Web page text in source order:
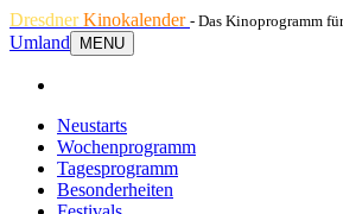
DresdnerKinokalender - Das Kinoprogramm
Umland
MENU
Neustarts
Wochenprogramm
Tagesprogramm
Besonderheiten